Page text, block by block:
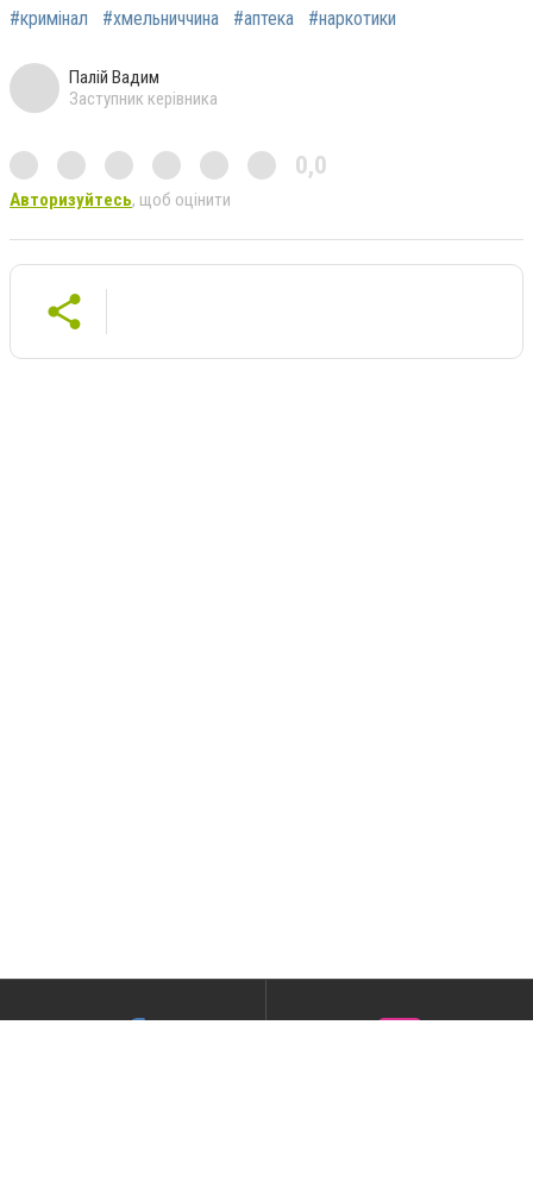
#кримінал #хмельниччина #аптека #наркотики
Палій Вадим
Заступник керівника
0,0
Авторизуйтесь, щоб оцінити